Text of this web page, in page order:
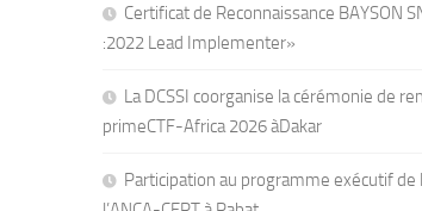
Certificat de Reconnaissance BAYSON
:2022 Lead Implementer»
La DCSSI coorganise la cérémonie de
primeCTF-Africa 2026 àDakar
Participation au programme exécutif de